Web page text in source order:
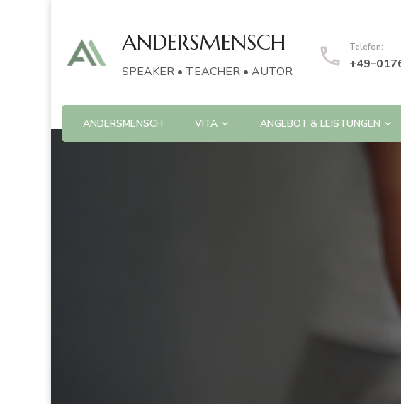
ANDERSMENSCH
SPEAKER • TEACHER • AUTOR
Telefon:
ANDERSMENSCH VITA ANGEBOT & LEISTUNGEN